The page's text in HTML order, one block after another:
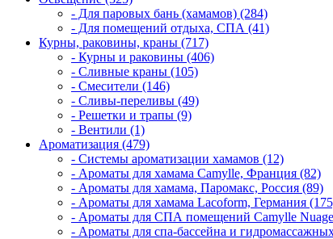
- Для паровых бань (хамамов) (284)
- Для помещений отдыха, СПА (41)
Курны, раковины, краны (717)
- Курны и раковины (406)
- Сливные краны (105)
- Смесители (146)
- Сливы-переливы (49)
- Решетки и трапы (9)
- Вентили (1)
Ароматизация (479)
- Системы ароматизации хамамов (12)
- Ароматы для хамама Camylle, Франция (82)
- Ароматы для хамама, Паромакс, Россия (89)
- Ароматы для хамама Lacoform, Германия
- Ароматы для СПА помещений Camylle
- Ароматы для спа-бассейна и